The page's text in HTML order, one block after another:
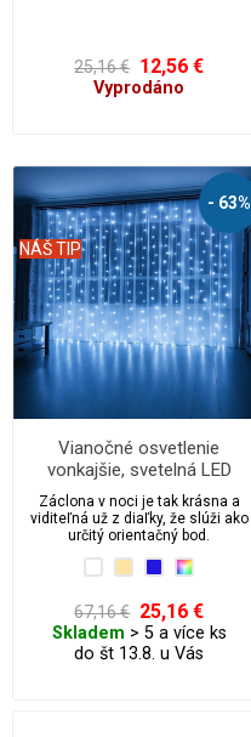
po 6 hodinách a opätovné
zapnutie po 18 hodinách. Vytvorí
krásnu a veľmi decentné
25,16 € 12,56 €
Vyprodáno
- 63%
NÁŠ TIP
Vianočné osvetlenie
vonkajšie, svetelná LED
záclona 200 ks/2 m
Záclona v noci je tak krásna a
viditeľná už z diaľky, že slúži ako
určitý orientačný bod.
67,16 € 25,16 €
Skladem > 5 a více ks
do št 13.8. u Vás